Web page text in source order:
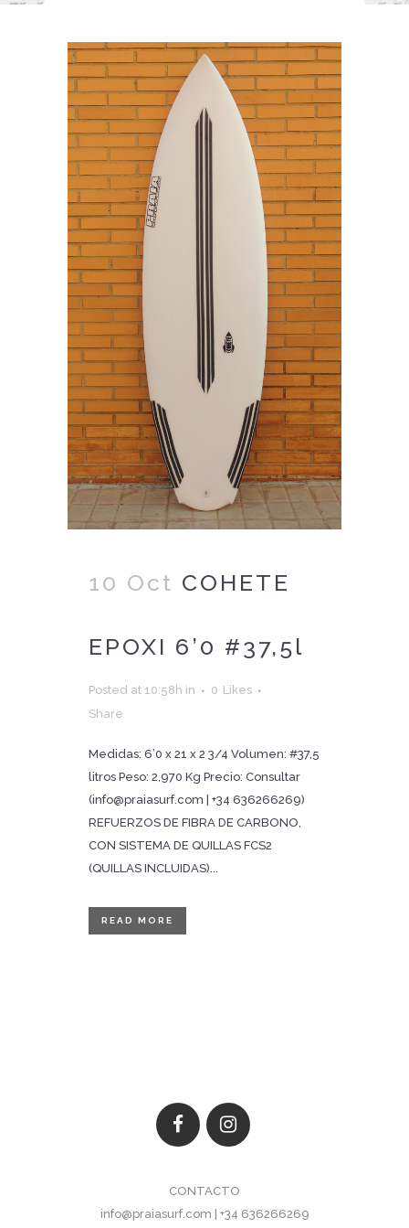
10 Oct COHETE
EPOXI 6’0 #37,5l
Posted at 10:58h in 0 Likes
Share
Medidas: 6’0 x 21 x 2 3/4 Volumen: #37,5
litros Peso: 2,970 Kg Precio: Consultar
(info@praiasurf.com | +34 636266269)
REFUERZOS DE FIBRA DE CARBONO,
CON SISTEMA DE QUILLAS FCS2
(QUILLAS INCLUIDAS)...
READ MORE
CONTACTO
info@praiasurf.com | +34 636266269